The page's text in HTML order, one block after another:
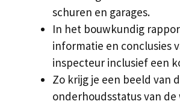
schuren en garages.
In het bouwkundig
informatie en conclusies
inspecteur inclusief een
Zo krijg je een beeld van
onderhoudsstatus van de